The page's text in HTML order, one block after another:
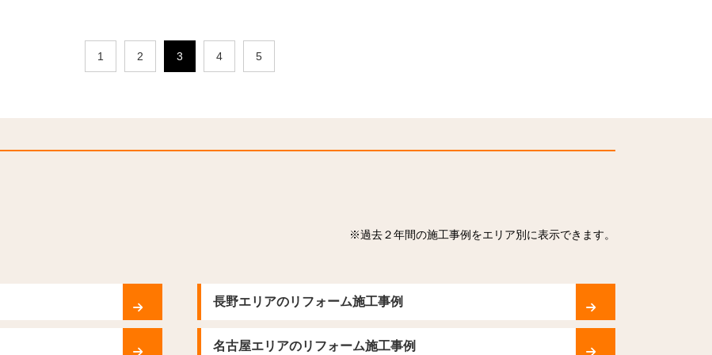
1 2 3 4 5
※過去２年間の施工事例をエリア別に表示できます。
長野エリアのリフォーム施工事例
名古屋エリアのリフォーム施工事例